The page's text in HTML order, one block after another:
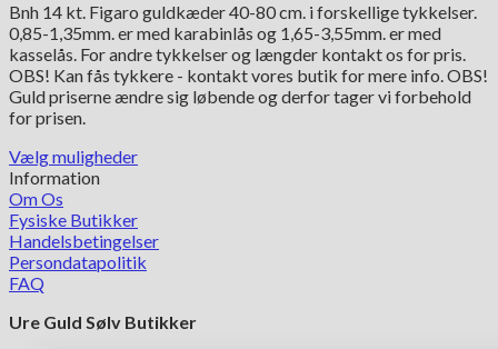
til
172,493.00 kr.
Bnh 14 kt. Figaro guldkæder 40-80 cm. i forskellige tykkelser.
0,85-1,35mm. er med karabinlås og 1,65-3,55mm. er med
kasselås. For andre tykkelser og længder kontakt os for pris.
OBS! Kan fås tykkere - kontakt vores butik for mere info. OBS!
Guld priserne ændre sig løbende og derfor tager vi forbehold
for prisen.
Vælg muligheder
Dette
vare
har
flere
varianter.
Mulighederne
vælges
Information
Om Os
Fysiske Butikker
Handelsbetingelser
Persondatapolitik
FAQ
Ure Guld Sølv Butikker